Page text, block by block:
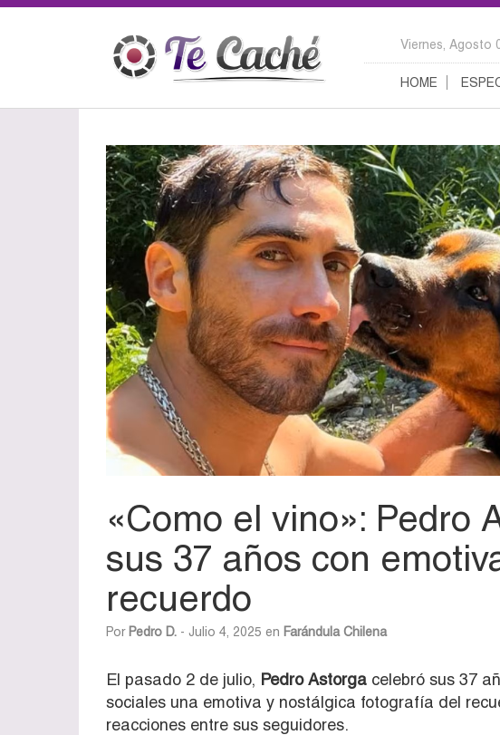
Viernes, Agosto
HOME
«Como el vino»: Pedro
sus 37 años con
recuerdo
Por Pedro D. - Julio 4, 2025 en Farándula Chilena
El pasado 2 de julio, Pedro Astorga celebró sus 37
sociales una emotiva y nostálgica fotografía del
reacciones entre sus seguidores.